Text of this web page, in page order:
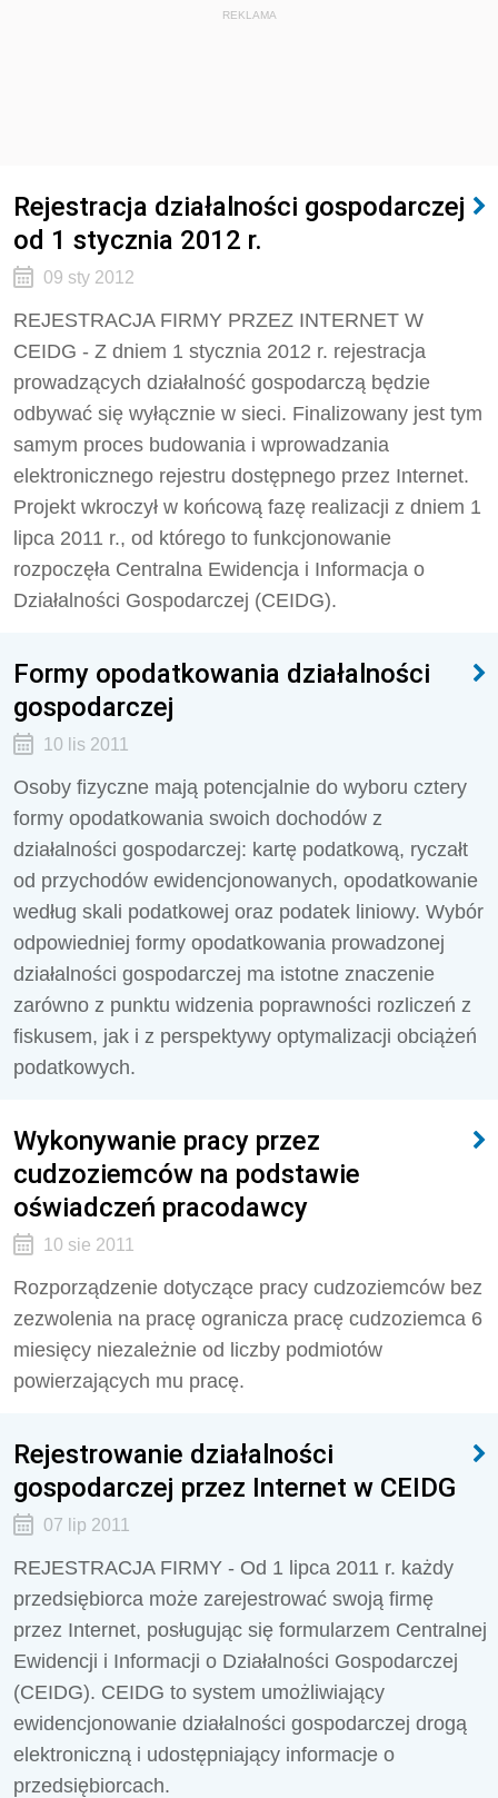
REKLAMA
Rejestracja działalności gospodarczej
od 1 stycznia 2012 r.
09 sty 2012
REJESTRACJA FIRMY PRZEZ INTERNET W
CEIDG - Z dniem 1 stycznia 2012 r. rejestracja
prowadzących działalność gospodarczą będzie
odbywać się wyłącznie w sieci. Finalizowany jest tym
samym proces budowania i wprowadzania
elektronicznego rejestru dostępnego przez Internet.
Projekt wkroczył w końcową fazę realizacji z dniem 1
lipca 2011 r., od którego to funkcjonowanie
rozpoczęła Centralna Ewidencja i Informacja o
Działalności Gospodarczej (CEIDG).
Formy opodatkowania działalności
gospodarczej
10 lis 2011
Osoby fizyczne mają potencjalnie do wyboru cztery
formy opodatkowania swoich dochodów z
działalności gospodarczej: kartę podatkową, ryczałt
od przychodów ewidencjonowanych, opodatkowanie
według skali podatkowej oraz podatek liniowy. Wybór
odpowiedniej formy opodatkowania prowadzonej
działalności gospodarczej ma istotne znaczenie
zarówno z punktu widzenia poprawności rozliczeń z
fiskusem, jak i z perspektywy optymalizacji obciążeń
podatkowych.
Wykonywanie pracy przez
cudzoziemców na podstawie
oświadczeń pracodawcy
10 sie 2011
Rozporządzenie dotyczące pracy cudzoziemców bez
zezwolenia na pracę ogranicza pracę cudzoziemca 6
miesięcy niezależnie od liczby podmiotów
powierzających mu pracę.
Rejestrowanie działalności
gospodarczej przez Internet w CEIDG
07 lip 2011
REJESTRACJA FIRMY - Od 1 lipca 2011 r. każdy
przedsiębiorca może zarejestrować swoją firmę
przez Internet, posługując się formularzem Centralnej
Ewidencji i Informacji o Działalności Gospodarczej
(CEIDG). CEIDG to system umożliwiający
ewidencjonowanie działalności gospodarczej drogą
elektroniczną i udostępniający informacje o
przedsiębiorcach.